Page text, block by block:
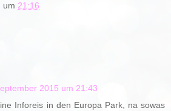
um 21:16
2015 um 21:43
Inforeis in den Europa Park, na sowas